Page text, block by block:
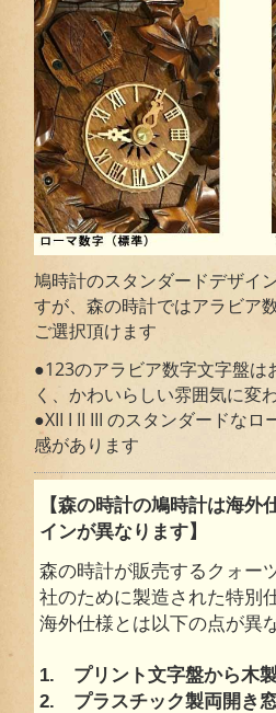
鳩時計のスタンダードデザイ
すが、森の時計ではアラビア
ご選択頂けます
●123のアラビア数字文字盤は
く、かわいらしい雰囲気に変
●XII I II III のスタンダードなロ
感があります
【森の時計の鳩時計は海外
インが異なります】
森の時計が販売するクォー
社のために製造された特別
海外仕様とは以下の点が異
1. プリント文字盤から木
2. プラスチック製両開き